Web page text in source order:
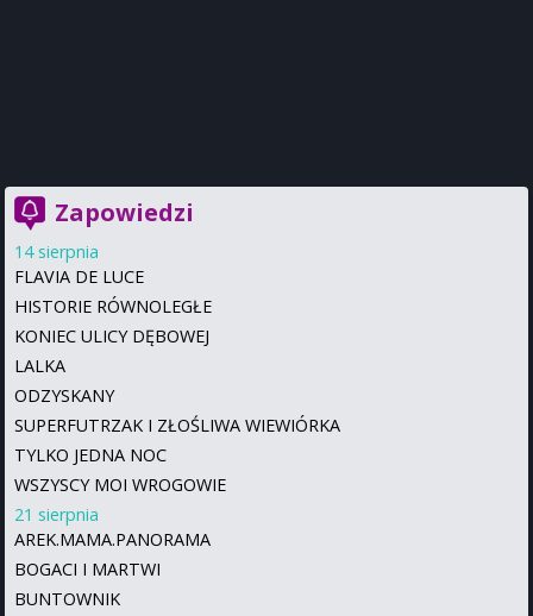
Zapowiedzi
14 sierpnia
FLAVIA DE LUCE
HISTORIE RÓWNOLEGŁE
KONIEC ULICY DĘBOWEJ
LALKA
ODZYSKANY
SUPERFUTRZAK I ZŁOŚLIWA WIEWIÓRKA
TYLKO JEDNA NOC
WSZYSCY MOI WROGOWIE
21 sierpnia
AREK.MAMA.PANORAMA
BOGACI I MARTWI
BUNTOWNIK